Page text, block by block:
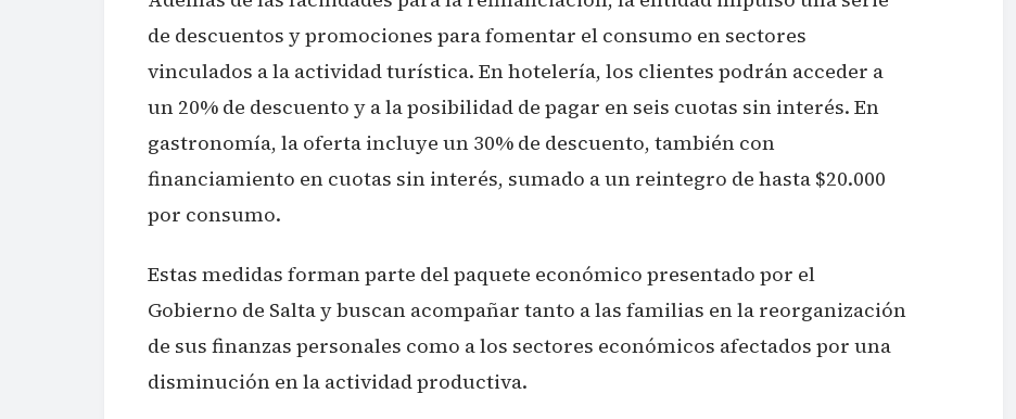
de descuentos y promociones para fomentar el consumo en sectores
vinculados a la actividad turística. En hotelería, los clientes podrán acceder a
un 20% de descuento y a la posibilidad de pagar en seis cuotas sin interés. En
gastronomía, la oferta incluye un 30% de descuento, también con
financiamiento en cuotas sin interés, sumado a un reintegro de hasta $20.000
por consumo.
Estas medidas forman parte del paquete económico presentado por el
Gobierno de Salta y buscan acompañar tanto a las familias en la reorganización
de sus finanzas personales como a los sectores económicos afectados por una
disminución en la actividad productiva.